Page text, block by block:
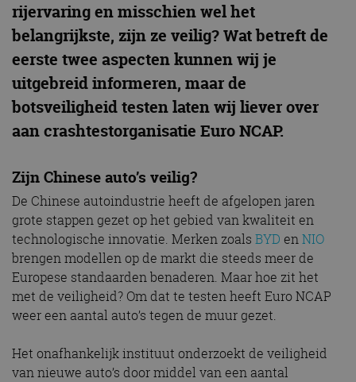
rijervaring en misschien wel het
belangrijkste, zijn ze veilig? Wat betreft de
eerste twee aspecten kunnen wij je
uitgebreid informeren, maar de
botsveiligheid testen laten wij liever over
aan crashtestorganisatie Euro NCAP.
Zijn Chinese auto’s veilig?
De Chinese autoindustrie heeft de afgelopen jaren
grote stappen gezet op het gebied van kwaliteit en
technologische innovatie. Merken zoals BYD enNIO
brengen modellen op de markt die steeds meer de
Europese standaarden benaderen. Maar hoe zit het
met de veiligheid? Om dat te testen heeft Euro NCAP
weer een aantal auto’s tegen de muur gezet.
Het onafhankelijk instituut onderzoekt de veiligheid
van nieuwe auto’s door middel van een aantal